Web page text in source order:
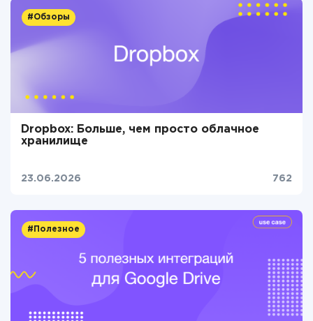
#Обзоры
Dropbox: Больше, чем просто облачное
хранилище
23.06.2026 762
#Полезное